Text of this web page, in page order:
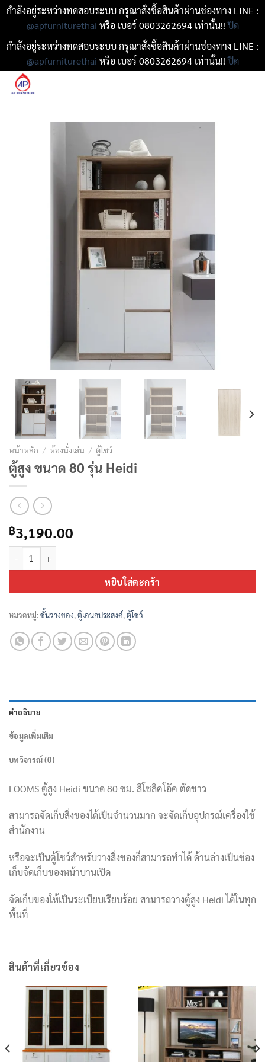
กำลังอยู่ระหว่างทดสอบระบบ กรุณาสั่งซื้อสินค้าผ่านช่องทาง LINE :
@apfurniturethai หรือ เบอร์ 0803262694 เท่านั้น!!ปิด
กำลังอยู่ระหว่างทดสอบระบบ กรุณาสั่งซื้อสินค้าผ่านช่องทาง LINE :
@apfurniturethai หรือ เบอร์ 0803262694 เท่านั้น!!ปิด
ข้าม
หน้าหลัก / ห้องนั่งเล่น / ตู้โชว์
ตู้สูง ขนาด 80 รุ่น Heidi
฿3,190.00
หยิบใส่ตะกร้า
หมวดหมู่:ชั้นวางของ,ตู้เอนกประสงค์,ตู้โชว์
คำอธิบาย
ข้อมูลเพิ่มเติม
บทวิจารณ์ (0)
LOOMS ตู้สูง Heidi ขนาด 80 ซม. สีโซลิคโอ๊ค ตัดขาว
สามารถจัดเก็บสิ่งของได้เป็นจำนวนมาก จะจัดเก็บอุปกรณ์เครื่องใช้
สำนักงาน
หรือจะเป็นตู้โชว์สำหรับวางสิ่งของก็สามารถทำได้ ด้านล่างเป็นช่อง
เก็บจัดเก็บของหน้าบานเปิด
จัดเก็บของให้เป็นระเบียบเรียบร้อย สามารถวางตู้สูง Heidi ได้ในทุก
พื้นที่
สินค้าที่เกี่ยวข้อง